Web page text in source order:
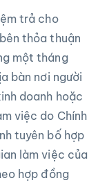
trả cho
thỏa thuận
một tháng
bàn nơi người
doanh hoặc
việc do Chính
tuyên bố hợp
làm việc của
hợp đồng